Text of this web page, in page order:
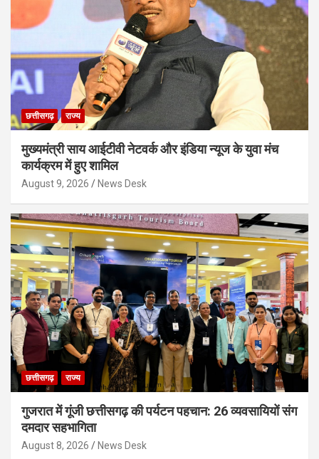
छत्तीसगढ़ राज्य
मुख्यमंत्री साय आईटीवी नेटवर्क और इंडिया न्यूज के युवा मंच
कार्यक्रम में हुए शामिल
August 9, 2026 News Desk
छत्तीसगढ़ राज्य
गुजरात में गूंजी छत्तीसगढ़ की पर्यटन पहचान: 26 व्यवसायियों संग
दमदार सहभागिता
August 8, 2026 News Desk